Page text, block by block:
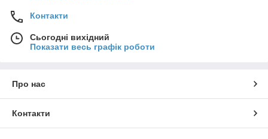
Контакти
Сьогодні вихідний
Показати весь графік роботи
Про нас
Контакти